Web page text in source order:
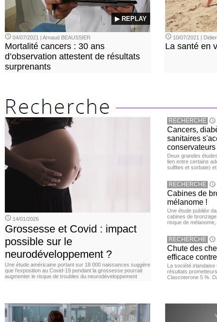
▶ REPLAY
04/07/2021 | Arnaud BEAUSSIER
Mortalité cancers : 30 ans
d’observation attestent de résultats
surprenants
10/07/2021 |
La santé en
14/01/2026
Grossesse et Covid : impact
possible sur le
neurodéveloppement ?
Une étude américaine portant sur 18 000 naissances suggère
que l’exposition au Covid‑19 pendant la grossesse pourrait
augmenter le risque de troubles du neurodéveloppement
RECHERCHE
Cancers,
sanitaires
conservateurs
Deux grandes
lien entre certains
sulfites et sorbate)
RECHERCHE
Cabines de
mélanome !
Une étude publiée
cabines de
risque de
RECHERCHE
Chute des
efficace
La société
résultats
Clascoterone 5 %.